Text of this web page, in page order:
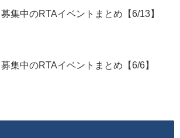
募集中のRTAイベントまとめ【6/13】
募集中のRTAイベントまとめ【6/6】